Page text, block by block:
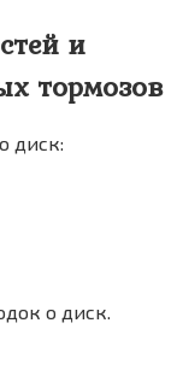
и
тормозов
диск:
о диск.